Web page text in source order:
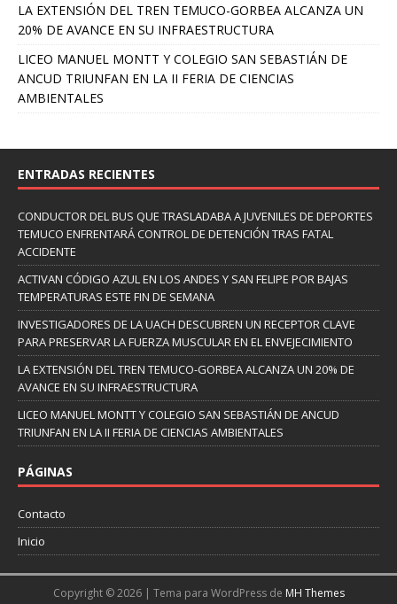
LA EXTENSIÓN DEL TREN TEMUCO-GORBEA ALCANZA UN
20% DE AVANCE EN SU INFRAESTRUCTURA
LICEO MANUEL MONTT Y COLEGIO SAN SEBASTIÁN DE
ANCUD TRIUNFAN EN LA II FERIA DE CIENCIAS
AMBIENTALES
ENTRADAS RECIENTES
CONDUCTOR DEL BUS QUE TRASLADABA A JUVENILES DE DEPORTES
TEMUCO ENFRENTARÁ CONTROL DE DETENCIÓN TRAS FATAL
ACCIDENTE
ACTIVAN CÓDIGO AZUL EN LOS ANDES Y SAN FELIPE POR BAJAS
TEMPERATURAS ESTE FIN DE SEMANA
INVESTIGADORES DE LA UACH DESCUBREN UN RECEPTOR CLAVE
PARA PRESERVAR LA FUERZA MUSCULAR EN EL ENVEJECIMIENTO
LA EXTENSIÓN DEL TREN TEMUCO-GORBEA ALCANZA UN 20% DE
AVANCE EN SU INFRAESTRUCTURA
LICEO MANUEL MONTT Y COLEGIO SAN SEBASTIÁN DE ANCUD
TRIUNFAN EN LA II FERIA DE CIENCIAS AMBIENTALES
PÁGINAS
Contacto
Inicio
Copyright © 2026 | Tema para WordPress de MH Themes